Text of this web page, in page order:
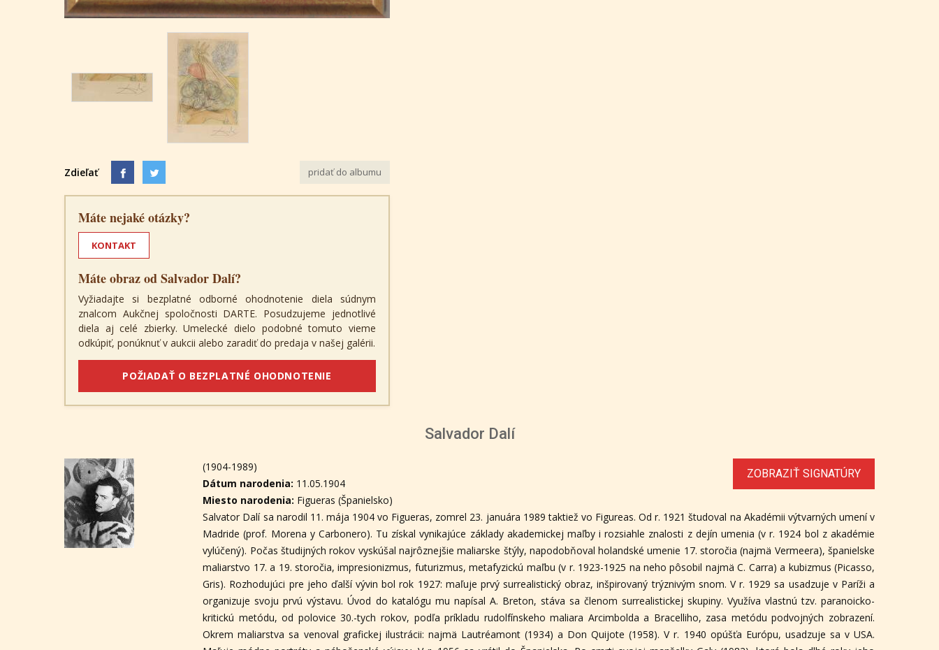
Zdieľať pridať do albumu
Máte nejaké otázky?
KONTAKT
Máte obraz od Salvador Dalí?
Vyžiadajte si bezplatné odborné ohodnotenie diela súdnym
znalcom Aukčnej spoločnosti DARTE. Posudzujeme jednotlivé
diela aj celé zbierky. Umelecké dielo podobné tomuto vieme
odkúpiť, ponúknuť v aukcii alebo zaradiť do predaja v našej galérii.
POŽIADAŤ O BEZPLATNÉ OHODNOTENIE
Salvador Dalí
ZOBRAZIŤ SIGNATÚRY
(1904-1989)
Dátum narodenia: 11.05.1904
Miesto narodenia: Figueras (Španielsko)
Salvator Dalí sa narodil 11. mája 1904 vo Figueras, zomrel 23. januára 1989 taktiež vo Figureas. Od r. 1921 študoval na Akadémii výtvarných umení v
Madride (prof. Morena y Carbonero). Tu získal vynikajúce základy akademickej maľby i rozsiahle znalosti z dejín umenia (v r. 1924 bol z akadémie
vylúčený). Počas študijných rokov vyskúšal najrôznejšie maliarske štýly, napodobňoval holandské umenie 17. storočia (najmä Vermeera), španielske
maliarstvo 17. a 19. storočia, impresionizmus, futurizmus, metafyzickú maľbu (v r. 1923-1925 na neho pôsobil najmä C. Carra) a kubizmus (Picasso,
Gris). Rozhodujúci pre jeho ďalší vývin bol rok 1927: maľuje prvý surrealistický obraz, inšpirovaný trýznivým snom. V r. 1929 sa usadzuje v Paríži a
organizuje svoju prvú výstavu. Úvod do katalógu mu napísal A. Breton, stáva sa členom surrealistickej skupiny. Využíva vlastnú tzv. paranoicko-
kritickú metódu, od polovice 30.-tych rokov, podľa príkladu rudolfínskeho maliara Arcimbolda a Bracelliho, zasa metódu podvojných zobrazení.
Okrem maliarstva sa venoval grafickej ilustrácii: najmä Lautréamont (1934) a Don Quijote (1958). V r. 1940 opúšťa Európu, usadzuje sa v USA.